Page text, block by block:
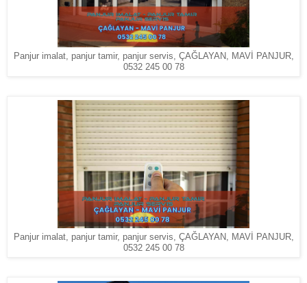
Panjur imalat, panjur tamir, panjur servis, ÇAĞLAYAN, MAVİ PANJUR,
0532 245 00 78
Panjur imalat, panjur tamir, panjur servis, ÇAĞLAYAN, MAVİ PANJUR,
0532 245 00 78